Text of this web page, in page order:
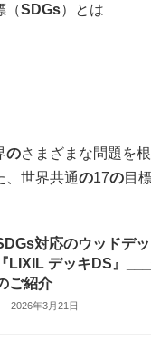
（SDGs）とは
のさまざまな問題を
、世界共通の17の目
対応のウッドデ
『LIXIL デッキDS』
ご紹介
2026年3月21日